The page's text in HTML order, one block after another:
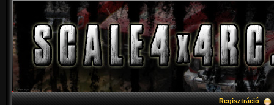
Regisztráció